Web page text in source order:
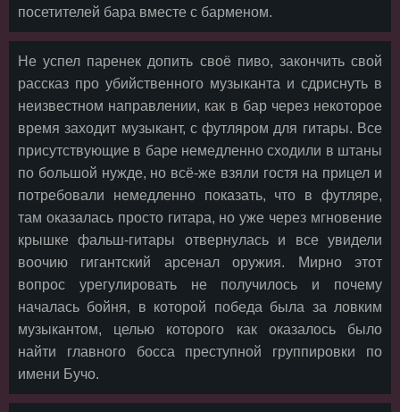
посетителей бара вместе с барменом.
Не успел паренек допить своё пиво, закончить свой
рассказ про убийственного музыканта и сдриснуть в
неизвестном направлении, как в бар через некоторое
время заходит музыкант, с футляром для гитары. Все
присутствующие в баре немедленно сходили в штаны
по большой нужде, но всё-же взяли гостя на прицел и
потребовали немедленно показать, что в футляре,
там оказалась просто гитара, но уже через мгновение
крышке фальш-гитары отвернулась и все увидели
воочию гигантский арсенал оружия. Мирно этот
вопрос урегулировать не получилось и почему
началась бойня, в которой победа была за ловким
музыкантом, целью которого как оказалось было
найти главного босса преступной группировки по
имени Бучо.